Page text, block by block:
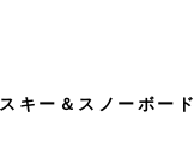
スキー＆スノーボード